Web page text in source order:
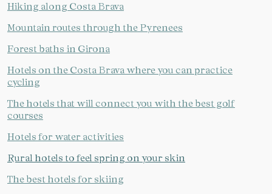
Hiking along Costa Brava
Mountain routes through the Pyrenees
Forest baths in Girona
Hotels on the Costa Brava where you can practice
cycling
The hotels that will connect you with the best golf
courses
Hotels for water activities
Rural hotels to feel spring on your skin
The best hotels for skiing